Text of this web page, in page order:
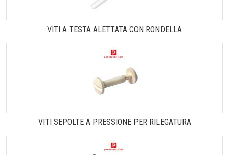
VITI A TESTA ALETTATA CON RONDELLA
VITI SEPOLTE A PRESSIONE PER RILEGATURA